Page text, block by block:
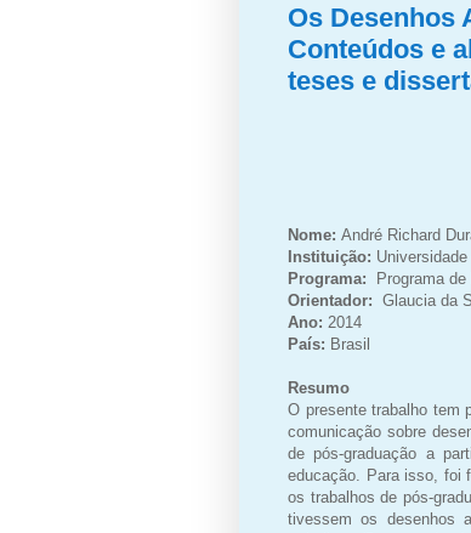
Os Desenhos
Conteúdos e
teses e
Nome: André Richard
Instituição:
Programa:
Programa
Orientador: Glaucia da
Ano: 2014
País: Brasil
Resumo
O presente trabalho tem
comunicação sobre
de pós-graduação a
educação. Para isso, foi
os trabalhos de pós-
tivessem os desenhos